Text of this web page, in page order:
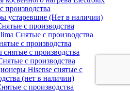
производства
устаревшие (Нет в наличии)
с производства
Снятые с производства
с производства
снятые с производства
с производства
Hisense снятые с
(нет в наличии)
с производства